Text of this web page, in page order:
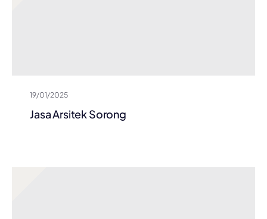
19/01/2025
Jasa Arsitek Sorong